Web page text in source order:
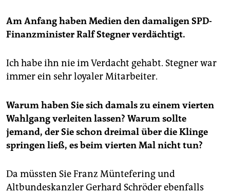
Am Anfang haben Medien den damaligen SPD-
Finanzminister Ralf Stegner verdächtigt.
Ich habe ihn nie im Verdacht gehabt. Stegner war
immer ein sehr loyaler Mitarbeiter.
Warum haben Sie sich damals zu einem vierten
Wahlgang verleiten lassen? Warum sollte
jemand, der Sie schon dreimal über die Klinge
springen ließ, es beim vierten Mal nicht tun?
Da müssten Sie Franz Müntefering und
Altbundeskanzler Gerhard Schröder ebenfalls